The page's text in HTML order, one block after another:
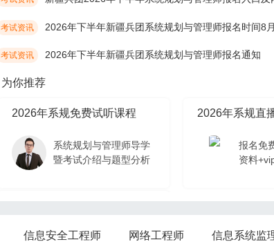
考试资讯
考试资讯 2026年下半年新疆兵团系统规划与管理师报名通知
为你推荐
2026年系规免费试听课程
系统规划与管理师导学
暨考试介绍与题型分析
2026年系规直
报名免
资料
系统规划与管理师导学
信息安全工程师 网络工程师 信息系统监